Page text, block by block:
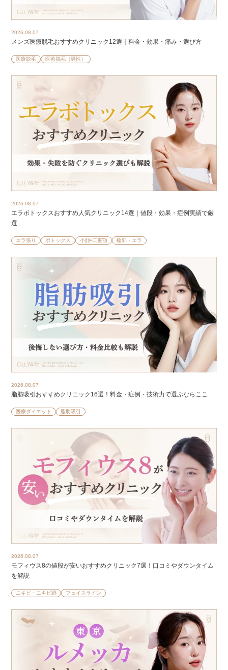
2026.08.07
メンズ医療脱毛おすすめクリニック12選｜料金・効果・痛み・選び方
医療脱毛 医療脱毛（男性）
2026.08.07
エラボトックスおすすめ人気クリニック14選｜値段・効果・症例実績で厳
選
エラ張り ボトックス 小顔•二重顎 輪郭・エラ
2026.08.07
脂肪吸引おすすめクリニック16選！料金・症例・技術力で選ぶならここ
医療ダイエット 脂肪吸引
2026.08.07
モフィウス8の値段が安いおすすめクリニック7選！口コミやダウンタイム
を解説
ニキビ・ニキビ跡 フェイスライン